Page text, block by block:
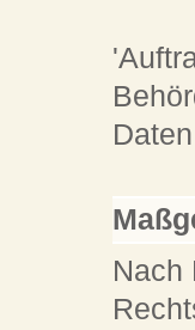
Nach